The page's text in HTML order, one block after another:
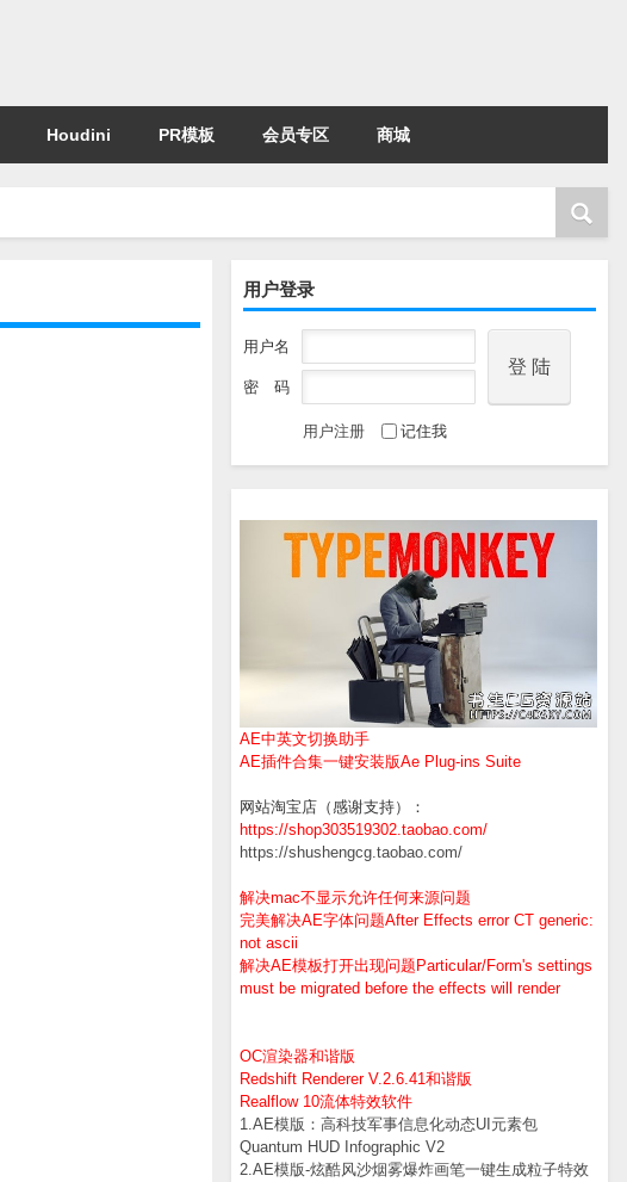
Houdini PR模板 会员专区 商城
用户登录
用户名
密 码
用户注册 记住我
AE中英文切换助手
AE插件合集一键安装版Ae Plug-ins Suite
网站淘宝店（感谢支持）：
https://shop303519302.taobao.com/
https://shushengcg.taobao.com/
解决mac不显示允许任何来源问题
完美解决AE字体问题After Effects error CT generic:
not ascii
解决AE模板打开出现问题Particular/Form's settings
must be migrated before the effects will render
OC渲染器和谐版
Redshift Renderer V.2.6.41和谐版
Realflow 10流体特效软件
1.AE模版：高科技军事信息化动态UI元素包
Quantum HUD Infographic V2
2.AE模版-炫酷风沙烟雾爆炸画笔一键生成粒子特效